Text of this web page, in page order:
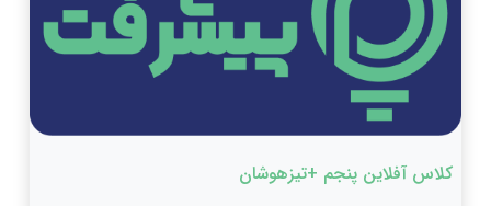
کلاس آفلاین پنجم +تیزهوشان